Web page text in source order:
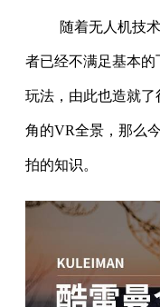
随着无人机技
者已经不满足基本
玩法，由此也造就
角的VR全景，那么
拍的知识。